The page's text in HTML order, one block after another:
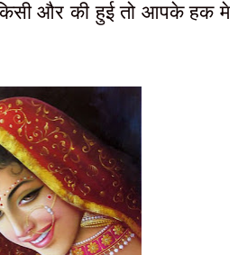
और की हुई तो आपके हक मे